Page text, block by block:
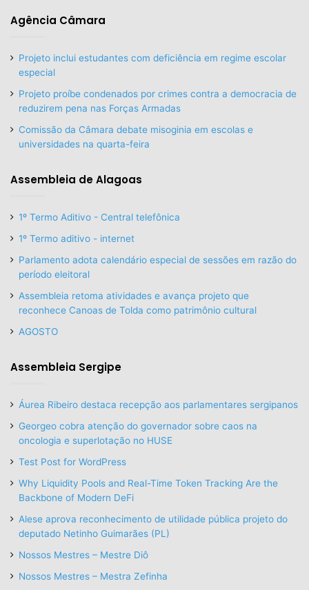
Agência Câmara
Projeto inclui estudantes com deficiência em regime escolar
especial
Projeto proíbe condenados por crimes contra a democracia de
reduzirem pena nas Forças Armadas
Comissão da Câmara debate misoginia em escolas e
universidades na quarta-feira
Assembleia de Alagoas
1º Termo Aditivo - Central telefônica
1º Termo aditivo - internet
Parlamento adota calendário especial de sessões em razão do
período eleitoral
Assembleia retoma atividades e avança projeto que
reconhece Canoas de Tolda como patrimônio cultural
AGOSTO
Assembleia Sergipe
Áurea Ribeiro destaca recepção aos parlamentares sergipanos
Georgeo cobra atenção do governador sobre caos na
oncologia e superlotação no HUSE
Test Post for WordPress
Why Liquidity Pools and Real-Time Token Tracking Are the
Backbone of Modern DeFi
Alese aprova reconhecimento de utilidade pública projeto do
deputado Netinho Guimarães (PL)
Nossos Mestres – Mestre Diô
Nossos Mestres – Mestra Zefinha